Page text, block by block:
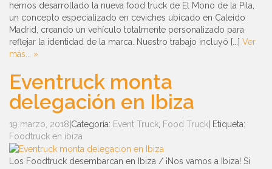
hemos desarrollado la nueva food truck de El Mono de la Pila,
un concepto especializado en ceviches ubicado en Caleido
Madrid, creando un vehículo totalmente personalizado para
reflejar la identidad de la marca. Nuestro trabajo incluyó [...] Ver
más... »
Eventruck monta
delegación en Ibiza
19 marzo, 2018 Categoría: Event Truck Food Truck Etiqueta:
Foodtruck en ibiza
Los Foodtruck desembarcan en Ibiza / ¡Nos vamos a Ibiza! Si